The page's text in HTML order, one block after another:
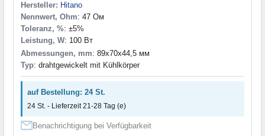
Hersteller: Hitano
Nennwert, Ohm: 47 Ом
Toleranz, %: ±5%
Leistung, W: 100 Вт
Abmessungen, mm: 89x70x44,5 мм
Typ: drahtgewickelt mit Kühlkörper
auf Bestellung: 24 St.
24 St. - Lieferzeit 21-28 Tag (e)
Benachrichtigung bei Verfügbarkeit